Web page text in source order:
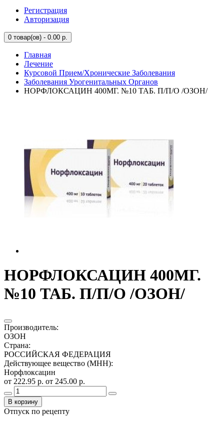
Регистрация
Авторизация
0 товар(ов) - 0.00 р.
Главная
Лечение
Курсовой Прием/Хронические Заболевания
Заболевания Урогенитальных Органов
НОРФЛОКСАЦИН 400МГ. №10 ТАБ. П/П/О /ОЗОН/
НОРФЛОКСАЦИН 400МГ.
№10 ТАБ. П/П/О /ОЗОН/
Производитель:
ОЗОН
Страна:
РОССИЙСКАЯ ФЕДЕРАЦИЯ
Действующее вещество (МНН):
Норфлоксацин
от 222.95 р. от 245.00 р.
В корзину
Отпуск по рецепту